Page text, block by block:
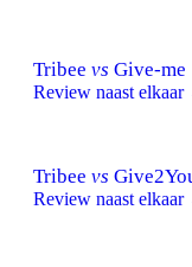
Tribee vs Give-me
Review naast
Tribee vs
Review naast